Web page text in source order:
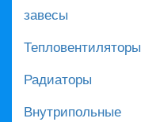
завесы
Тепловентиляторы
Радиаторы
Внутрипольные